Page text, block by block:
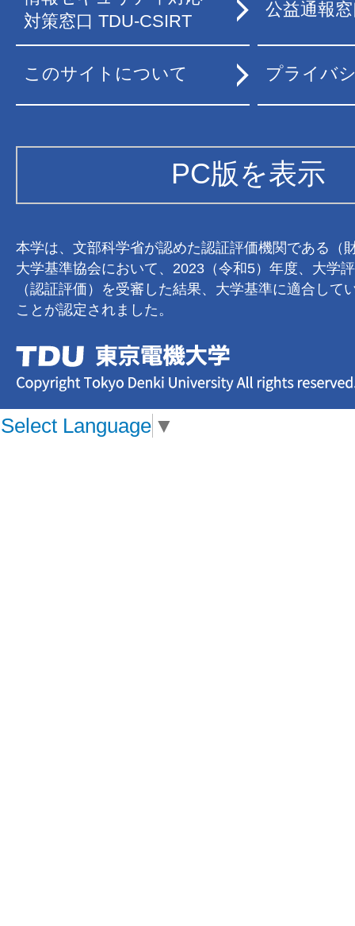
対策窓口 TDU-CSIRT
公益通報
このサイトについて プライバ
PC版を表示
本学は、文部科学省が認めた認証評価機関である（
大学基準協会において、2023（令和5）年度、大学
（認証評価）を受審した結果、大学基準に適合して
ことが認定されました。
Select Language ▼